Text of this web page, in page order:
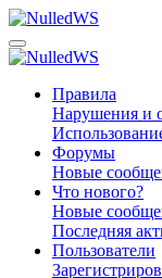
Правила
Нарушения и
Форумы
Новые
Что нового?
Новые
Последняя
Пользователи